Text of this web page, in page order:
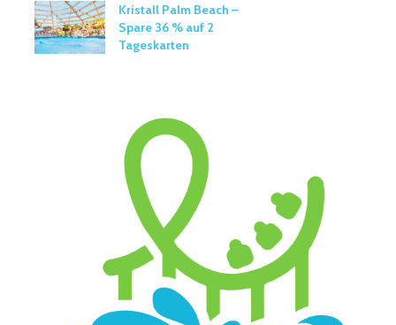
Kristall Palm Beach –
Spare 36 % auf 2
Tageskarten